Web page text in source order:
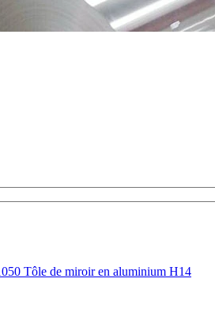
Tôle de miroir en aluminium H14